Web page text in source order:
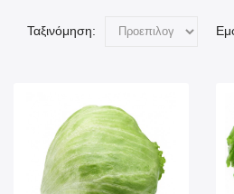
Ταξινόμηση: